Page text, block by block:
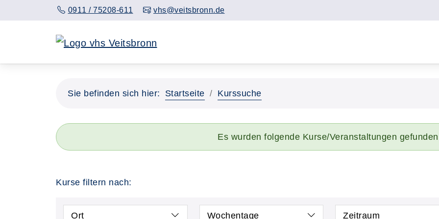
0911 / 75208-611 vhs@veitsbronn.de
Sie befinden sich hier: Startseite Kurssuche
Es wurden folgende Kurse/Veranstaltungen
Kurse filtern nach:
Ort Wochentage Zeitraum